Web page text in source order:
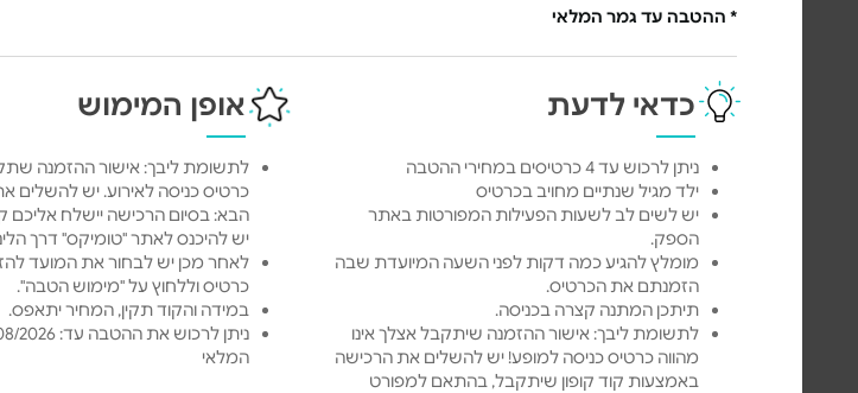
* ההטבה עד גמר המלאי
כדאי לדעת
ניתן לרכוש עד 4 כרטיסים במחירי ההטבה
ילד מגיל שנתיים מחויב בכרטיס
יש לשים לב לשעות הפעילות המפורטות באתר
הספק.
מומלץ להגיע כמה דקות לפני השעה המיועדת שבה
הזמנתם את הכרטיס.
תיתכן המתנה קצרה בכניסה.
לתשומת ליבך: אישור ההזמנה שיתקבל אצלך אינו
מהווה כרטיס כניסה למופע! יש להשלים את הרכישה
באמצעות קוד קופון שיתקבל, בהתאם למפורט
אופן המימוש
לתשומת ליבך: אישור ההזמנה
כרטיס כניסה לאירוע. יש להשלים
הבא: בסיום הרכישה יישלח אליכם
יש להיכנס לאתר "טומיקס" דרך
לאחר מכן יש לבחור את המועד
כרטיס וללחוץ על "מימוש הטבה".
במידה והקוד תקין, המחיר יתאפס.
המלאי